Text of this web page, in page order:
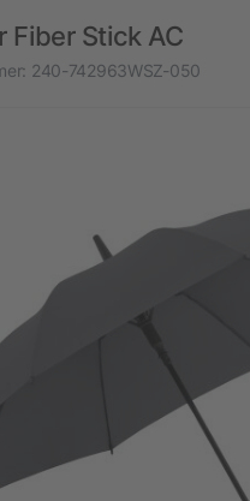
Fiber Stick AC
240-742963WSZ-050